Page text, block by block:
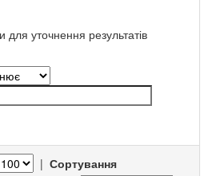
для уточнення результатів
| Сортування